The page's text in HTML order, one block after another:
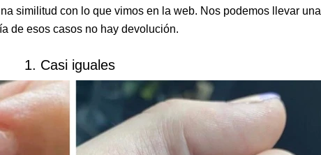
similitud con lo que vimos en la web. Nos podemos llevar una
de esos casos no hay devolución.
1. Casi iguales